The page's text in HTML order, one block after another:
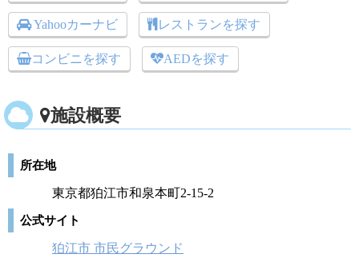
Yahooカーナビ レストランを探す
コンビニを探す AEDを探す
施設概要
所在地
東京都狛江市和泉本町2-15-2
公式サイト
狛江市 市民グラウンド